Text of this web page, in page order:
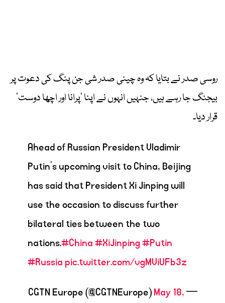
روسی صدر نے بتایا کہ وہ چینی صدر شی جن پنگ کی دعوت پر
بیجنگ جا رہے ہیں، جنہیں انہوں نے اپنا ’پرانا اور اچھا دوست‘
قرار دیا۔
Ahead of Russian President Vladimir
Putin’s upcoming visit to China, Beijing
has said that President Xi Jinping will
use the occasion to discuss further
bilateral ties between the two
nations.#China#XiJinping#Putin
#Russia pic.twitter.com/vgMViUFb3z
— CGTN Europe (@CGTNEurope)
May 18,